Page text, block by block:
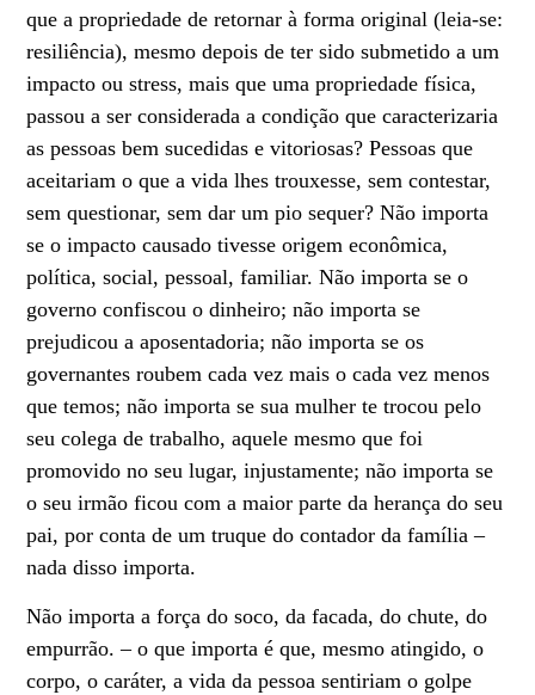
que a propriedade de retornar à forma original (leia-se:
resiliência), mesmo depois de ter sido submetido a um
impacto ou stress, mais que uma propriedade física,
passou a ser considerada a condição que caracterizaria
as pessoas bem sucedidas e vitoriosas? Pessoas que
aceitariam o que a vida lhes trouxesse, sem contestar,
sem questionar, sem dar um pio sequer? Não importa
se o impacto causado tivesse origem econômica,
política, social, pessoal, familiar. Não importa se o
governo confiscou o dinheiro; não importa se
prejudicou a aposentadoria; não importa se os
governantes roubem cada vez mais o cada vez menos
que temos; não importa se sua mulher te trocou pelo
seu colega de trabalho, aquele mesmo que foi
promovido no seu lugar, injustamente; não importa se
o seu irmão ficou com a maior parte da herança do seu
pai, por conta de um truque do contador da família –
nada disso importa.
Não importa a força do soco, da facada, do chute, do
empurrão. – o que importa é que, mesmo atingido, o
corpo, o caráter, a vida da pessoa sentiriam o golpe